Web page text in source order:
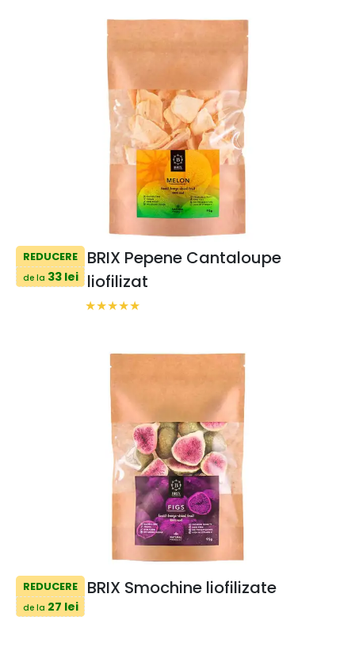
REDUCERE
de la 33 lei
BRIX Pepene Cantaloupe
liofilizat
REDUCERE
de la 27 lei
BRIX Smochine liofilizate